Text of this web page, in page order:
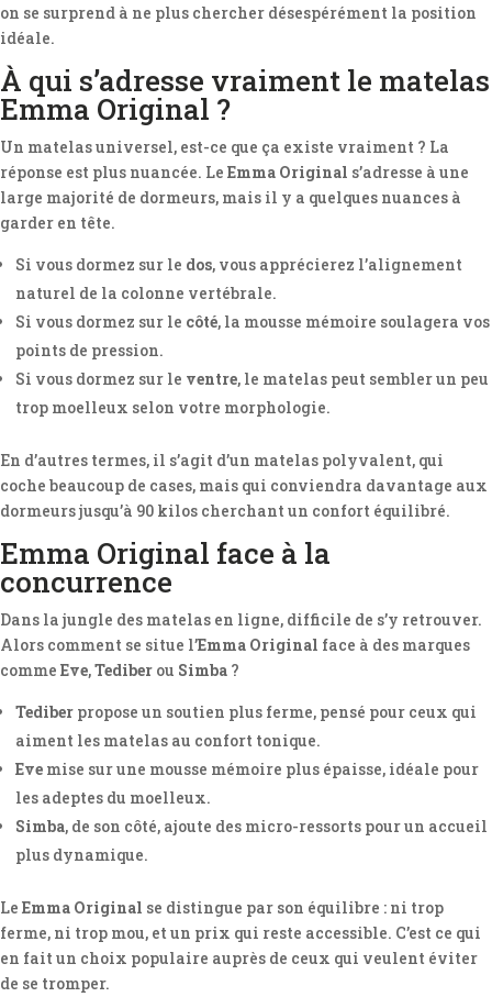
on se surprend à ne plus chercher désespérément la position
idéale.
À qui s’adresse vraiment le matelas
Emma Original ?
Un matelas universel, est-ce que ça existe vraiment ? La
réponse est plus nuancée. Le Emma Original s’adresse à une
large majorité de dormeurs, mais il y a quelques nuances à
garder en tête.
Si vous dormez sur le dos, vous apprécierez l’alignement
naturel de la colonne vertébrale.
Si vous dormez sur le côté, la mousse mémoire soulagera vos
points de pression.
Si vous dormez sur le ventre, le matelas peut sembler un peu
trop moelleux selon votre morphologie.
En d’autres termes, il s’agit d’un matelas polyvalent, qui
coche beaucoup de cases, mais qui conviendra davantage aux
dormeurs jusqu’à 90 kilos cherchant un confort équilibré.
Emma Original face à la
concurrence
Dans la jungle des matelas en ligne, difficile de s’y retrouver.
Alors comment se situe l’Emma Original face à des marques
comme Eve,Tediber ou Simba ?
Tediber propose un soutien plus ferme, pensé pour ceux qui
aiment les matelas au confort tonique.
Eve mise sur une mousse mémoire plus épaisse, idéale pour
les adeptes du moelleux.
Simba, de son côté, ajoute des micro-ressorts pour un accueil
plus dynamique.
Le Emma Original se distingue par son équilibre : ni trop
ferme, ni trop mou, et un prix qui reste accessible. C’est ce qui
en fait un choix populaire auprès de ceux qui veulent éviter
de se tromper.